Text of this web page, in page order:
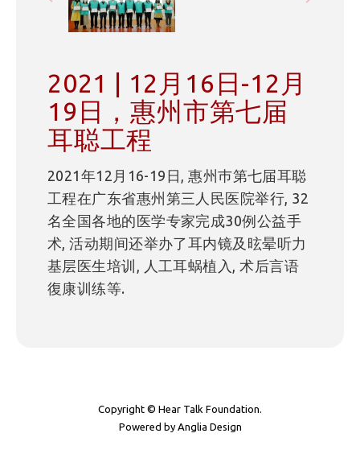
2021 | 12月16日-12月
19日，惠州市第七届
耳聪工程
2021年12月16-19日, 惠州巿第七届耳聪
工程在广东省惠州第三人民医院举行, 32
名全国各地的医学专家完成30例公益手
术, 活动期间还举办了耳内镜及昡晕听力
基层医生培训, 人工耳蜗植入, 术后言语
復康训练等.
Copyright © Hear Talk Foundation.
Powered by Anglia Design